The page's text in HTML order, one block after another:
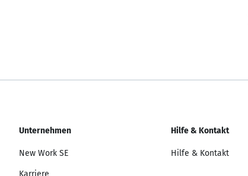
Unternehmen
New Work SE
Karriere
Hilfe & Kontakt
Hilfe & Kontakt